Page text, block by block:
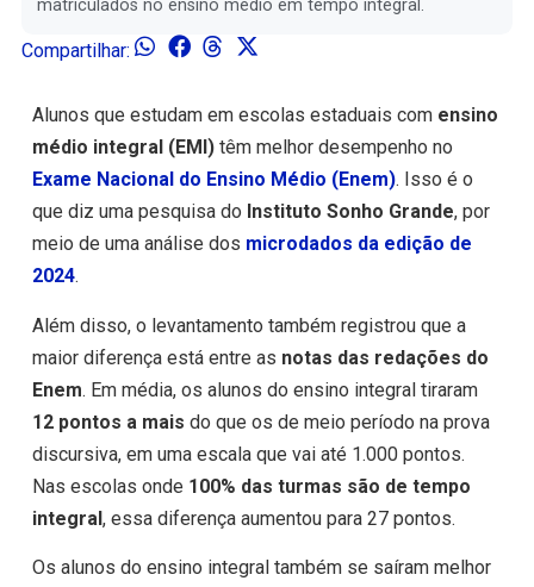
matriculados no ensino médio em tempo integral.
Compartilhar:
Alunos que estudam em escolas estaduais com ensino
médio integral (EMI)têm melhor desempenho no
Exame Nacional do Ensino Médio (Enem). Isso é o
que diz uma pesquisa do Instituto Sonho Grande, por
meio de uma análise dos microdados da edição de
2024.
Além disso, o levantamento também registrou que a
maior diferença está entre as notas das redações do
Enem. Em média, os alunos do ensino integral tiraram
12 pontos a mais do que os de meio período na prova
discursiva, em uma escala que vai até 1.000 pontos.
Nas escolas onde 100% das turmas são de tempo
integral, essa diferença aumentou para 27 pontos.
Os alunos do ensino integral também se saíram melhor